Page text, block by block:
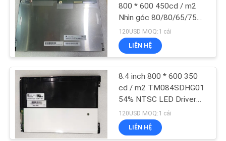
800 * 600 450cd / m2
Nhìn góc 80/80/65/75
TFT LCD Panel
120USD MOQ:1 cái
LIÊN HỆ
8.4 inch 800 * 600 350
cd / m2 TM084SDHG01
54% NTSC LED Driver
Tianma TFT
120USD MOQ:1 cái
LIÊN HỆ